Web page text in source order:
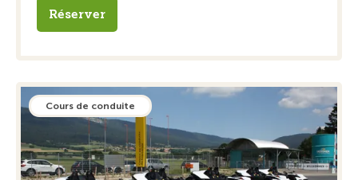
Réserver
Cours de conduite